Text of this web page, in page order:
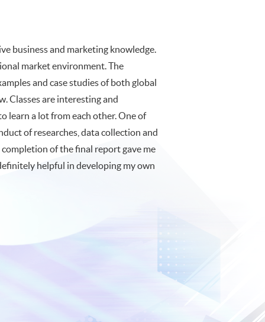
business and marketing knowledge.
market environment. The
and case studies of both global
Classes are interesting and
learn a lot from each other. One of
of researches, data collection and
of the final report gave me
helpful in developing my own